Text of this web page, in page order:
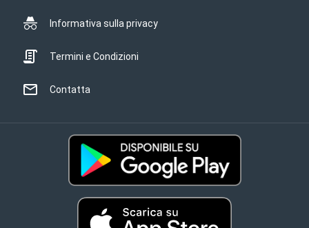
Informativa sulla privacy
Termini e Condizioni
Contatta